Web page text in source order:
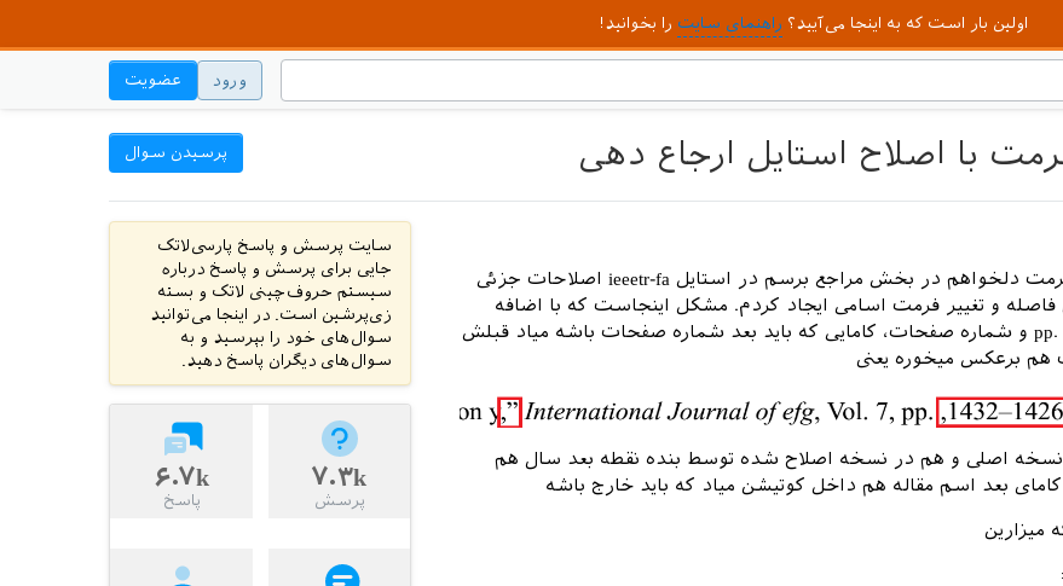
اولین بار است که به اینجا می‌آیید؟ راهنمای سایت را بخوانید!
ورود عضویت
با اصلاح استایل ارجاع دهی پرسیدن سوال
برای این که به فرمت دلخواهم در بخش مراجع برسم در استایل ieeetr-fa اصلاحات جزئی
و تغییر فرمت اسامی ایجاد کردم. مشکل اینجاست که با اضافه
کردن فاصله بین .pp و شماره صفحات، کامایی که باید بعد شماره صفحات باشه میاد قبلش
برعکس میخوره یعنی
اصلی و هم در نسخه اصلاح شده توسط بنده نقطه بعد سال هم
بعد اسم مقاله هم داخل کوتیشن میاد که باید خارج باشه
میزارین
سایت پرسش و پاسخ پارسی‌لاتک
جایی برای پرسش و پاسخ درباره
سیستم حروف‌چینی لاتک و بسته
زی‌پرشین است. در اینجا می‌توانید
سوال‌های خود را بپرسید و به
سوال‌های دیگران پاسخ دهید.
۷.۳k
پرسش
۶.۷k
پاسخ